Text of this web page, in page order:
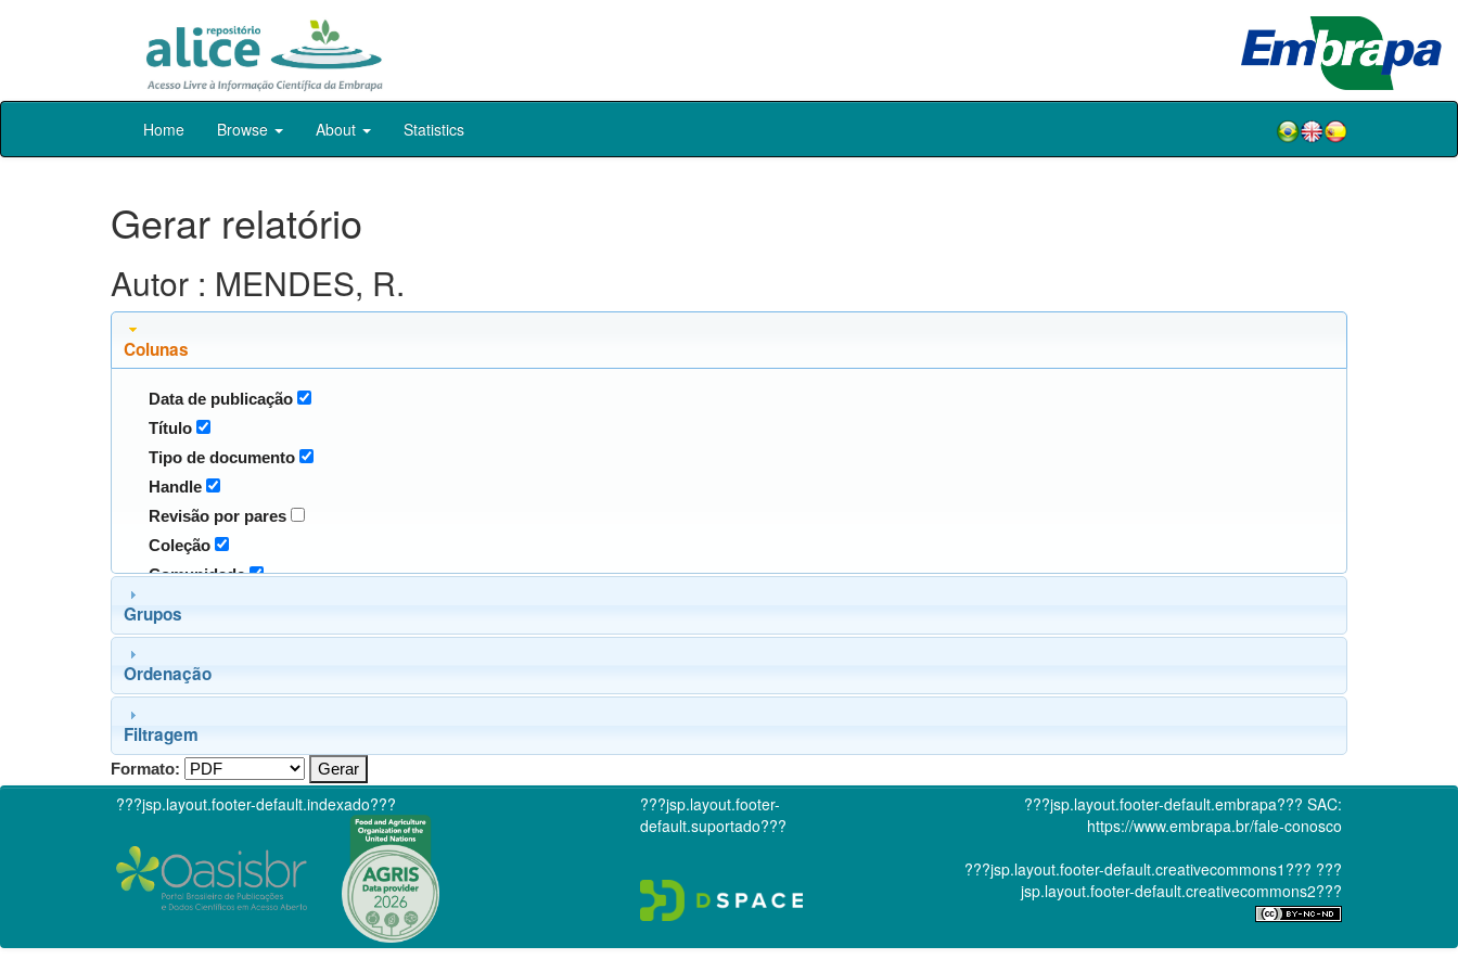
Skip
Home Browse About Statistics
Gerar relatório
Autor : MENDES, R.
Colunas
Data de publicação
Título
Tipo de documento
Handle
Revisão por pares
Coleção
Comunidade
Grupos
Ordenação
Filtragem
Formato:
???jsp.layout.footer-default.indexado???
???jsp.layout.footer-
default.suportado???
???jsp.layout.footer-default.embrapa??? SAC:
https://www.embrapa.br/fale-conosco
???jsp.layout.footer-default.creativecommons1??? ???
jsp.layout.footer-default.creativecommons2???